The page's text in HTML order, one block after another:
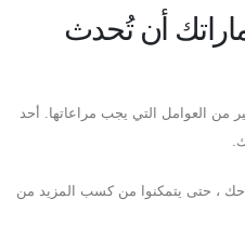
أن تُحدث
من العوامل التي يجب مراعاتها. أحد
، حتى يتمكنوا من كسب المزيد من